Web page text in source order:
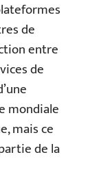
de
entre
de
mondiale
mais ce
de la